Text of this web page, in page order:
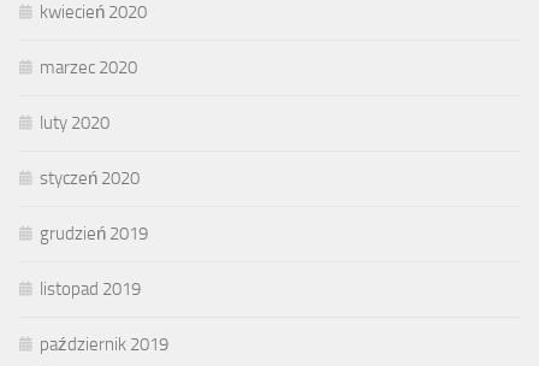
kwiecień 2020
marzec 2020
luty 2020
styczeń 2020
grudzień 2019
listopad 2019
październik 2019